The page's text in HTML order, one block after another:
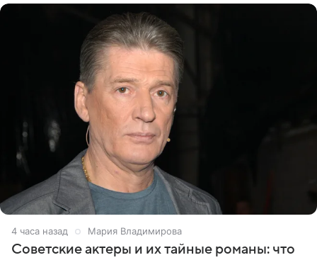
4 часа назад Мария Владимирова
Советские актеры и их тайные романы: что